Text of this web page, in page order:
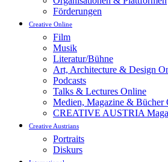
Förderungen
Creative Online
Film
Musik
Literatur/Bühne
Art, Architecture & Design
Podcasts
Talks & Lectures Online
Medien, Magazine & Bücher
CREATIVE AUSTRIA
Creative Austrians
Portraits
Diskurs